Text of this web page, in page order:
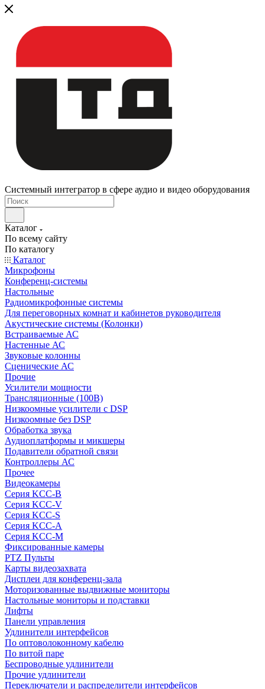
Системный интегратор в сфере аудио и видео оборудования
Каталог
По всему сайту
По каталогу
Каталог
Микрофоны
Конференц-системы
Настольные
Радиомикрофонные системы
Для переговорных комнат и кабинетов руководителя
Акустические системы (Колонки)
Встраиваемые АС
Настенные АС
Звуковые колонны
Сценические АС
Прочие
Усилители мощности
Трансляционные (100В)
Низкоомные усилители с DSP
Низкоомные без DSP
Обработка звука
Аудиоплатформы и микшеры
Подавители обратной связи
Контроллеры АС
Прочее
Видеокамеры
Серия KCC-B
Серия KCC-V
Серия KCC-S
Серия KCC-A
Серия KCC-M
Фиксированные камеры
PTZ Пульты
Карты видеозахвата
Дисплеи для конференц-зала
Моторизованные выдвижные мониторы
Настольные мониторы и подставки
Лифты
Панели управления
Удлинители интерфейсов
По оптоволоконному кабелю
По витой паре
Беспроводные удлинители
Прочие удлинители
Переключатели и распределители интерфейсов